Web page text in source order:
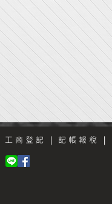
工商登記 | 記帳報稅 |